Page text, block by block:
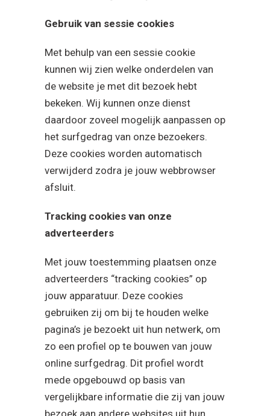
Gebruik van sessie cookies
Met behulp van een sessie cookie
kunnen wij zien welke onderdelen van
de website je met dit bezoek hebt
bekeken. Wij kunnen onze dienst
daardoor zoveel mogelijk aanpassen op
het surfgedrag van onze bezoekers.
Deze cookies worden automatisch
verwijderd zodra je jouw webbrowser
afsluit.
Tracking cookies van onze
adverteerders
Met jouw toestemming plaatsen onze
adverteerders “tracking cookies” op
jouw apparatuur. Deze cookies
gebruiken zij om bij te houden welke
pagina’s je bezoekt uit hun netwerk, om
zo een profiel op te bouwen van jouw
online surfgedrag. Dit profiel wordt
mede opgebouwd op basis van
vergelijkbare informatie die zij van jouw
bezoek aan andere websites uit hun